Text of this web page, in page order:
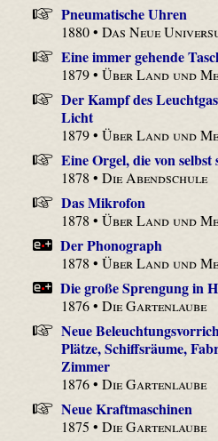
Pneumatische Uhren
1880 •Das Neue
Eine immer gehende
1879 •Über Land und
Der Kampf des
Licht
1879 •Über Land und
Eine Orgel, die von selbst
1878 •Die Abendschule
Das Mikrofon
1878 •Über Land und
Der Phonograph
1878 •Über Land und
Die große Sprengung in
1876 •Die Gartenlaube
Neue
Plätze, Schiffsräume,
Zimmer
1876 •Die Gartenlaube
Neue Kraftmaschinen
1875 •Die Gartenlaube